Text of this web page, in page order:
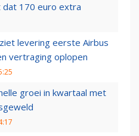
dat 170 euro extra
levering eerste Airbus
vertraging oplopen
groei in kwartaal met